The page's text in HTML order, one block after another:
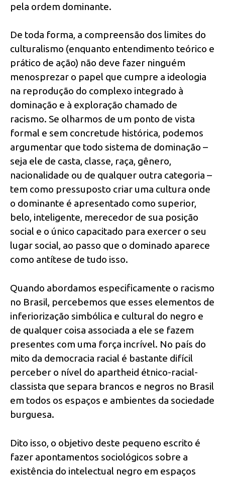
pela ordem dominante.
De toda forma, a compreensão dos limites do
culturalismo (enquanto entendimento teórico e
prático de ação) não deve fazer ninguém
menosprezar o papel que cumpre a ideologia
na reprodução do complexo integrado à
dominação e à exploração chamado de
racismo. Se olharmos de um ponto de vista
formal e sem concretude histórica, podemos
argumentar que todo sistema de dominação –
seja ele de casta, classe, raça, gênero,
nacionalidade ou de qualquer outra categoria –
tem como pressuposto criar uma cultura onde
o dominante é apresentado como superior,
belo, inteligente, merecedor de sua posição
social e o único capacitado para exercer o seu
lugar social, ao passo que o dominado aparece
como antítese de tudo isso.
Quando abordamos especificamente o racismo
no Brasil, percebemos que esses elementos de
inferiorização simbólica e cultural do negro e
de qualquer coisa associada a ele se fazem
presentes com uma força incrível. No país do
mito da democracia racial é bastante difícil
perceber o nível do apartheid étnico-racial-
classista que separa brancos e negros no Brasil
em todos os espaços e ambientes da sociedade
burguesa.
Dito isso, o objetivo deste pequeno escrito é
fazer apontamentos sociológicos sobre a
existência do intelectual negro em espaços